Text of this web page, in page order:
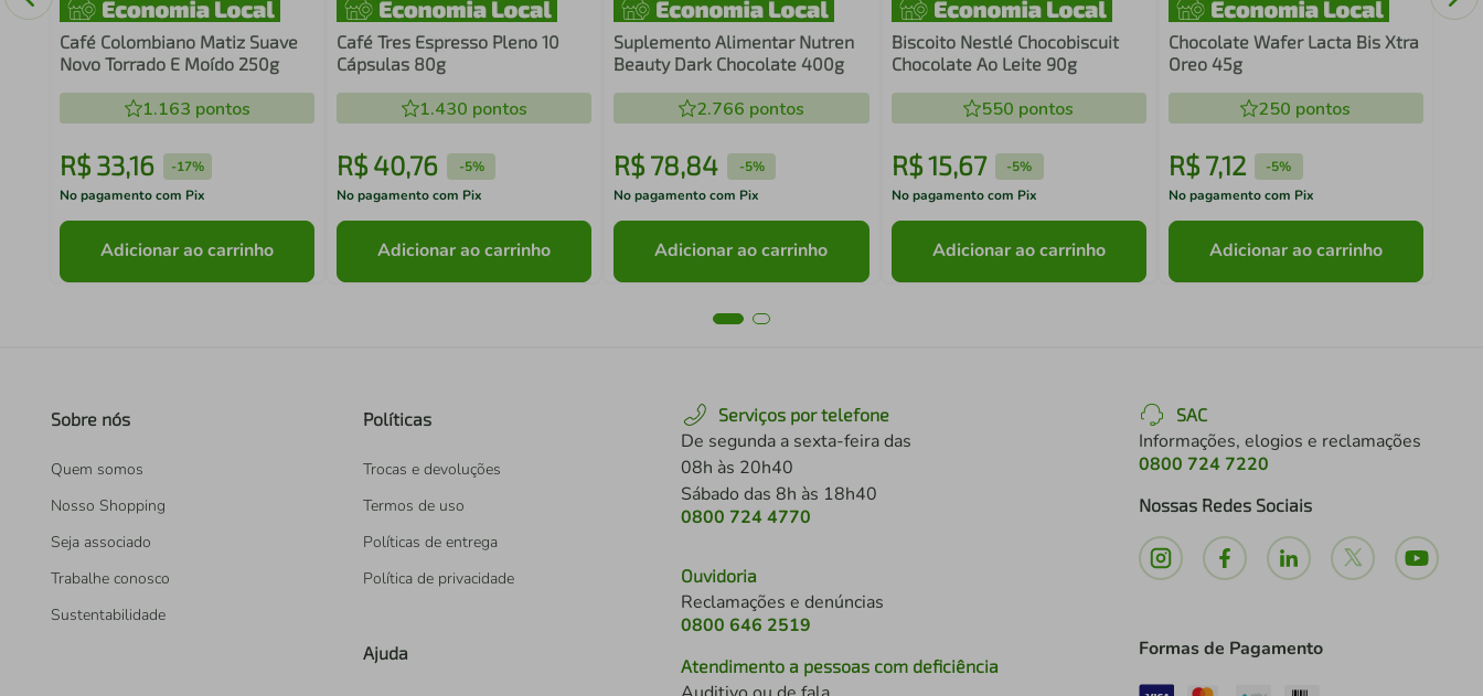
Café Colombiano Matiz Suave
Novo Torrado E Moído 250g
1.163 pontos
R$ 33,16 -17%
No pagamento com Pix
Adicionar ao carrinho
Café Tres Espresso Pleno 10
Cápsulas 80g
1.430 pontos
R$ 40,76 -5%
No pagamento com Pix
Adicionar ao carrinho
Suplemento Alimentar Nutren
Beauty Dark Chocolate 400g
2.766 pontos
R$78,84 -5%
No pagamento com Pix
Adicionar ao carrinho
Biscoito Nestlé Chocobiscuit
Chocolate Ao Leite 90g
550 pontos
R$15,67 -5%
No pagamento com Pix
Adicionar ao carrinho
Chocolate Wafer Lacta Bis Xtra
Oreo 45g
250 pontos
R$ 7,12 -5%
No pagamento com Pix
Adicionar ao carrinho
Sobre nós
Quem somos
Nosso Shopping
Seja associado
Trabalhe conosco
Sustentabilidade
Políticas
Trocas e devoluções
Termos de uso
Políticas de entrega
Política de privacidade
Ajuda
Serviços por telefone
De segunda a sexta-feira das
08h às 20h40
Sábado das 8h às 18h40
0800 724 4770
Ouvidoria
Reclamações e denúncias
0800 646 2519
Atendimento a pessoas com deficiência
SAC
Informações, elogios e reclamações
0800 724 7220
Nossas Redes Sociais
Formas de Pagamento